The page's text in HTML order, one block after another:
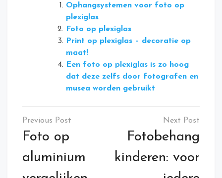
Ophangsystemen voor foto op
plexiglas
Foto op plexiglas
Print op plexiglas – decoratie op
maat!
Een foto op plexiglas is zo hoog
dat deze zelfs door fotografen en
musea worden gebruikt
Bericht
navigatie
Foto op
aluminium
Fotobehang
kinderen: voor